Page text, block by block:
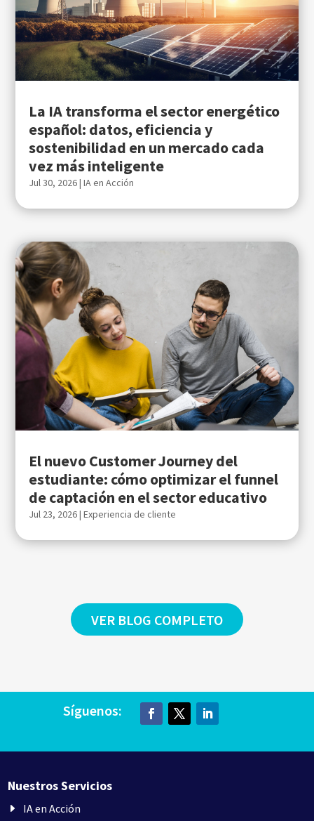
La IA transforma el sector energético
español: datos, eficiencia y
sostenibilidad en un mercado cada
vez más inteligente
Jul 30, 2026|IA en Acción
El nuevo Customer Journey del
estudiante: cómo optimizar el funnel
de captación en el sector educativo
Jul 23, 2026|Experiencia de cliente
VER BLOG COMPLETO
Síguenos:
Nuestros Servicios
IA en Acción